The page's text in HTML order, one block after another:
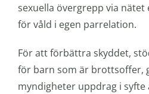
sexuella övergrepp via
för våld i egen parrelation.
För att förbättra skyddet,
för barn som är brottsoffer,
myndigheter uppdrag i syfte